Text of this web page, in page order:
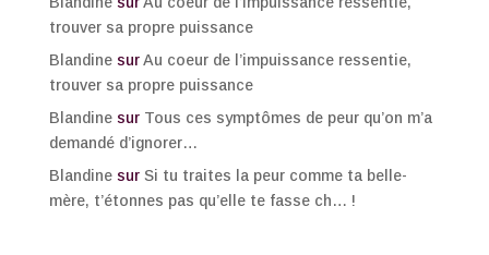
trouver sa propre puissance
BlandinesurAu coeur de l’impuissance ressentie,
trouver sa propre puissance
Blandinesur Tous ces symptômes de peur qu’on m’a
demandé d’ignorer…
Blandinesur Si tu traites la peur comme ta belle-
mère, t’étonnes pas qu’elle te fasse ch… !